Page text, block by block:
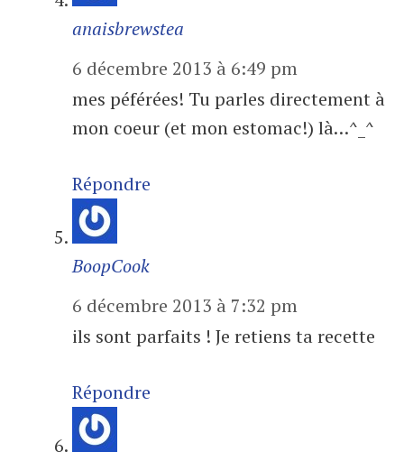
anaisbrewstea
6 décembre 2013 à 6:49 pm
mes péférées! Tu parles directement à
mon coeur (et mon estomac!) là…^_^
Répondre
BoopCook
6 décembre 2013 à 7:32 pm
ils sont parfaits ! Je retiens ta recette
Répondre